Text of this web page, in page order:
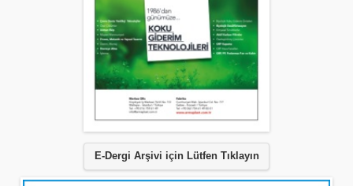
E-Dergi Arşivi için Lütfen Tıklayın